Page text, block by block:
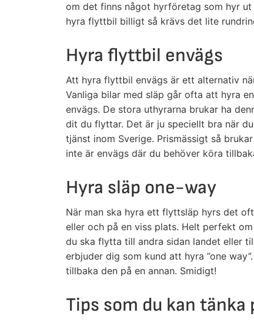
om det finns något hyrföretag som hyr
hyra flyttbil billigt så krävs det lite
Hyra flyttbil envägs
Att hyra flyttbil envägs är ett alternativ
Vanliga bilar med släp går ofta att hyra
envägs. De stora uthyrarna brukar ha
dit du flyttar. Det är ju speciellt bra när
tjänst inom Sverige. Prismässigt så
inte är envägs där du behöver köra
Hyra släp one-way
När man ska hyra ett flyttsläp hyrs det
eller och på en viss plats. Helt perfekt
du ska flytta till andra sidan landet eller
erbjuder dig som kund att hyra ”one
tillbaka den på en annan. Smidigt!
Tips som du kan